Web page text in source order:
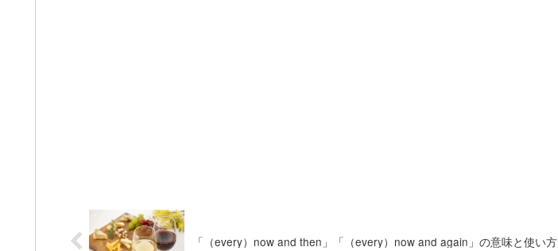
「（every）now and then」「（every）now and again」の意味と使い方